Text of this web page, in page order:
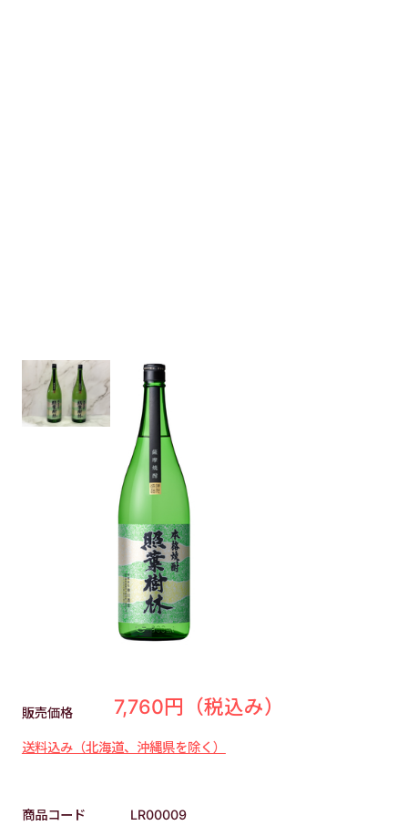
販売価格 7,760円 （税込み）
送料込み（北海道、沖縄県を除く）
商品コード LR00009